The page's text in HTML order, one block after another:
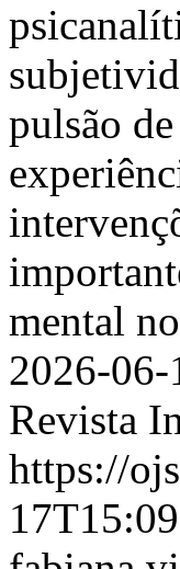
pulsão
mental
2026-
Revista
https://